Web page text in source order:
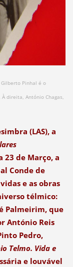
Gilberto Pinhal é o
direita, António Chagas,
(LAS), a
de Março, a
Conde de
e as obras
télmico:
Palmeirim, que
António Reis
Pedro,
Telmo. Vida e
e louvável